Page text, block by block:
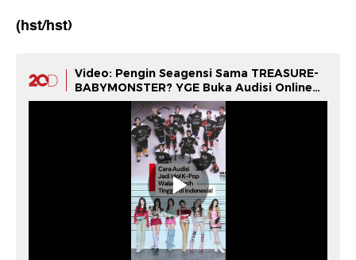
(hst/hst)
Video: Pengin Seagensi Sama TREASURE-
BABYMONSTER? YGE Buka Audisi Online
Nih!